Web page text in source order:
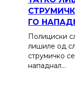
ГО
Полициски
лишиле од
струмичко
нападнал…